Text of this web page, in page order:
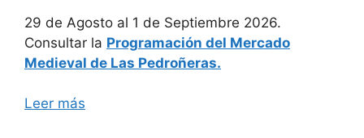
29 de Agosto al 1 de Septiembre 2026.
Consultar la Programación del Mercado
Medieval de Las Pedroñeras.
Leer más